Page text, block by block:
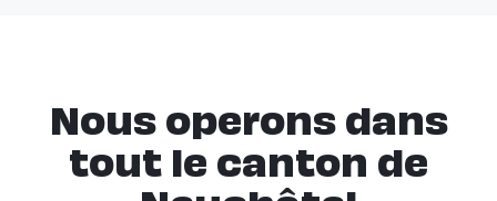
Nous operons dans
tout le canton de